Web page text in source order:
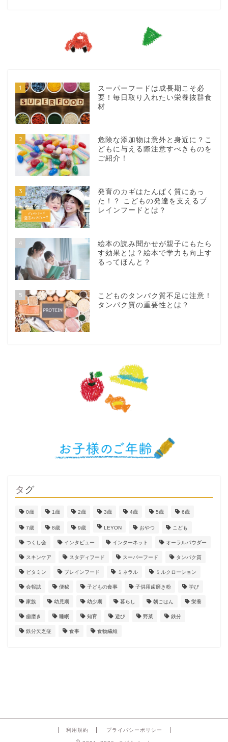
1
スーパーフードは成長期こそ必
要！毎日取り入れたい栄養抜群食
材
2
危険な添加物は意外と身近に？こ
どもに与える際注意すべきものを
ご紹介！
3
発育のカギはたんぱく質にあっ
た！？ こどもの発達を支えるブ
レインフードとは？
4
絵本の読み聞かせが親子にもたら
す効果とは？絵本で学力も向上す
るってほんと？
5
こどものタンパク質不足に注意！
タンパク質の重要性とは？
タグ
0歳 1歳 2歳 3歳 4歳 5歳 6歳
7歳 8歳 9歳 LEYON おやつ こども
つくし会 インタビュー インターネット オーラルパウダー
スキンケア スタディフード スーパーフード タンパク質
ビタミン ブレインフード ミネラル ミルクローション
会報誌 便秘 子どもの食事 子供用歯磨き粉 学び
家族 幼児期 幼少期 暮らし 朝ごはん 栄養
歯磨き 睡眠 知育 遊び 野菜 鉄分
鉄分欠乏症 食事 食物繊維
利用規約 プライバシーポリシー